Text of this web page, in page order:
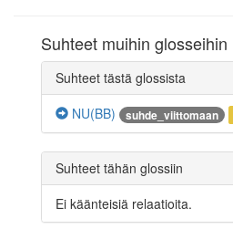
Suhteet muihin glosseihin
Suhteet tästä glossista
NU(BB)
suhde_viittomaan
Suhteet tähän glossiin
Ei käänteisiä relaatioita.